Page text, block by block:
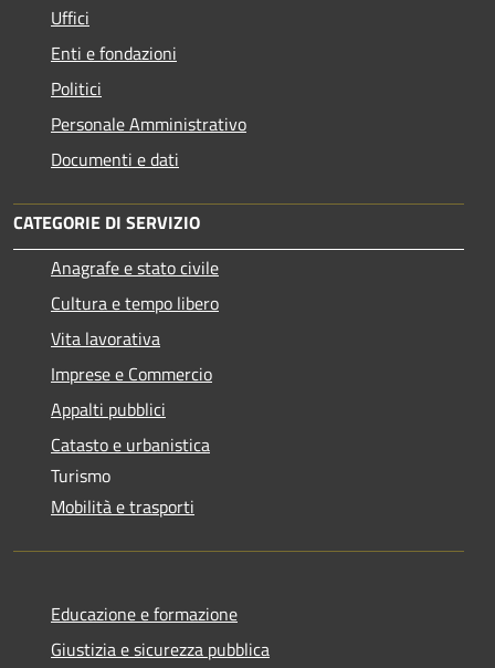
Uffici
Enti e fondazioni
Politici
Personale Amministrativo
Documenti e dati
CATEGORIE DI SERVIZIO
Anagrafe e stato civile
Cultura e tempo libero
Vita lavorativa
Imprese e Commercio
Appalti pubblici
Catasto e urbanistica
Turismo
Mobilità e trasporti
Educazione e formazione
Giustizia e sicurezza pubblica